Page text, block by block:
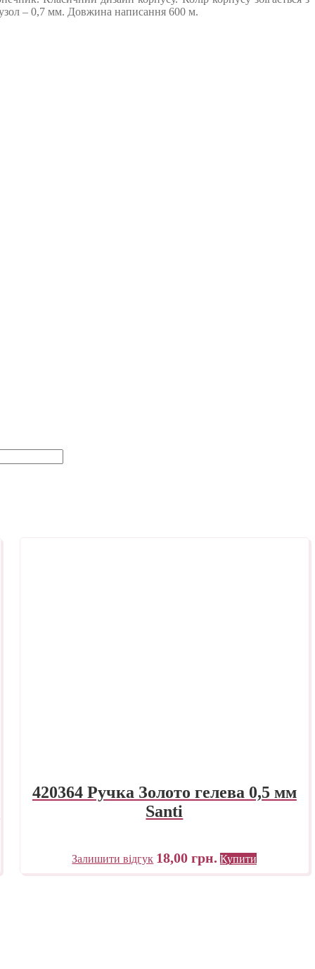
– 0,7 мм. Довжина написання 600 м.
420364 Ручка Золото гелева 0,5 мм
Santi
Залишити відгук 18,00грн. Купити